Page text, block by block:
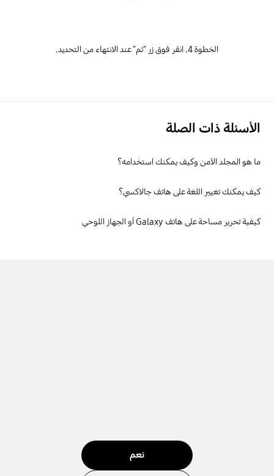
الخطوة 4. انقر فوق زر "تم" عند الانتهاء من التحديد.
الأسئلة ذات الصلة
ما هو المجلد الآمن وكيف يمكنك استخدامه؟
كيف يمكنك تغيير اللغة على هاتف جالاكسي؟
كيفية تحرير مساحة على هاتف Galaxy أو الجهاز اللوحي
نعم